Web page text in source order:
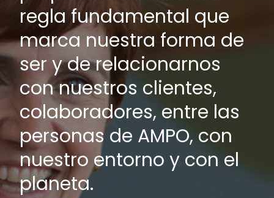
AMPO FOUNDRY
regla fundamental que
marca nuestra forma de
ser y de relacionarnos
con nuestros clientes,
colaboradores, entre las
personas de AMPO, con
nuestro entorno y con el
planeta.